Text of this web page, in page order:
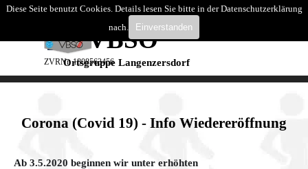
Diese Seite benutzt Cookies. Details lesen Sie bitte in der Datenschutzerklärung
nach.
Einverstanden
Direkt zum Seiteninhalt
Menü überspringen
VBSÖ
Suchen
Ortsgruppe Langenzersdorf
ZVRNr. 1808563456
Corona (Covid 19) - Info Wiedereröffnung
Ab 3.5.2020 beginnen wir unter erhöhten